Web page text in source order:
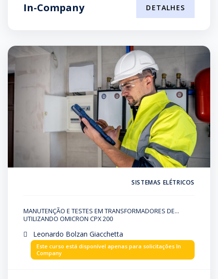
In-Company DETALHES
SISTEMAS ELÉTRICOS
MANUTENÇÃO E TESTES EM TRANSFORMADORES DE
POTÊNCIA 1
UTILIZANDO OMICRON CPX 200
Leonardo Bolzan Giacchetta
Este curso está disponível apenas para solicitações In
Company